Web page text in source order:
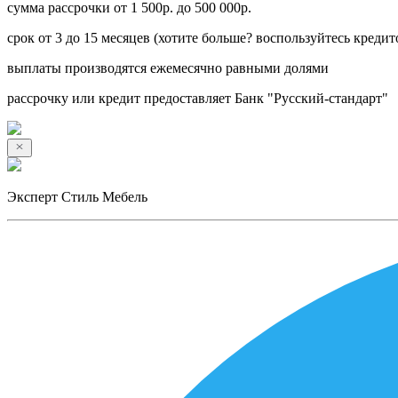
сумма рассрочки от 1 500р. до 500 000р.
срок от 3 до 15 месяцев (хотите больше? воспользуйтесь
выплаты производятся ежемесячно равными долями
рассрочку или кредит предоставляет Банк "Русский-стандарт"
Эксперт Стиль Мебель